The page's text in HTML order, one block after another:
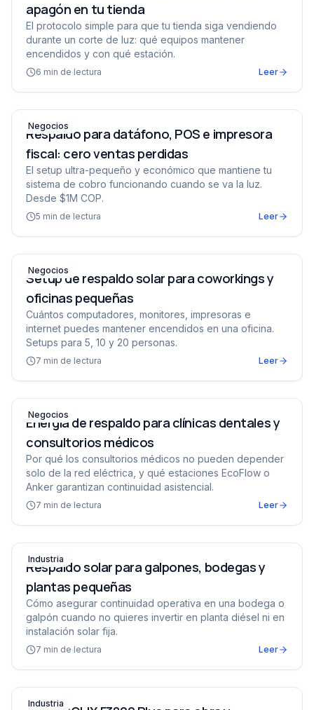
apagón en tu tienda
El protocolo simple para que tu tienda siga vendiendo
durante un corte de luz: qué equipos mantener
encendidos y con qué estación.
6 min de lectura Leer
Respaldo para datáfono, POS e impresora fiscal: cero
Negocios
Respaldo para datáfono, POS e impresora
fiscal: cero ventas perdidas
El setup ultra-pequeño y económico que mantiene tu
sistema de cobro funcionando cuando se va la luz.
Desde $1M COP.
5 min de lectura Leer
Setup de respaldo solar para coworkings y oficinas
Negocios
Setup de respaldo solar para coworkings y
oficinas pequeñas
Cuántos computadores, monitores, impresoras e
internet puedes mantener encendidos en una oficina.
Setups para 5, 10 y 20 personas.
7 min de lectura Leer
Energía de respaldo para clínicas dentales y
Negocios
Energía de respaldo para clínicas dentales y
consultorios médicos
Por qué los consultorios médicos no pueden depender
solo de la red eléctrica, y qué estaciones EcoFlow o
Anker garantizan continuidad asistencial.
7 min de lectura Leer
Respaldo solar para galpones, bodegas y plantas
Industria
Respaldo solar para galpones, bodegas y
plantas pequeñas
Cómo asegurar continuidad operativa en una bodega o
galpón cuando no quieres invertir en planta diésel ni en
instalación solar fija.
7 min de lectura Leer
Anker SOLIX F3800 Plus para obra y construcción:
Industria